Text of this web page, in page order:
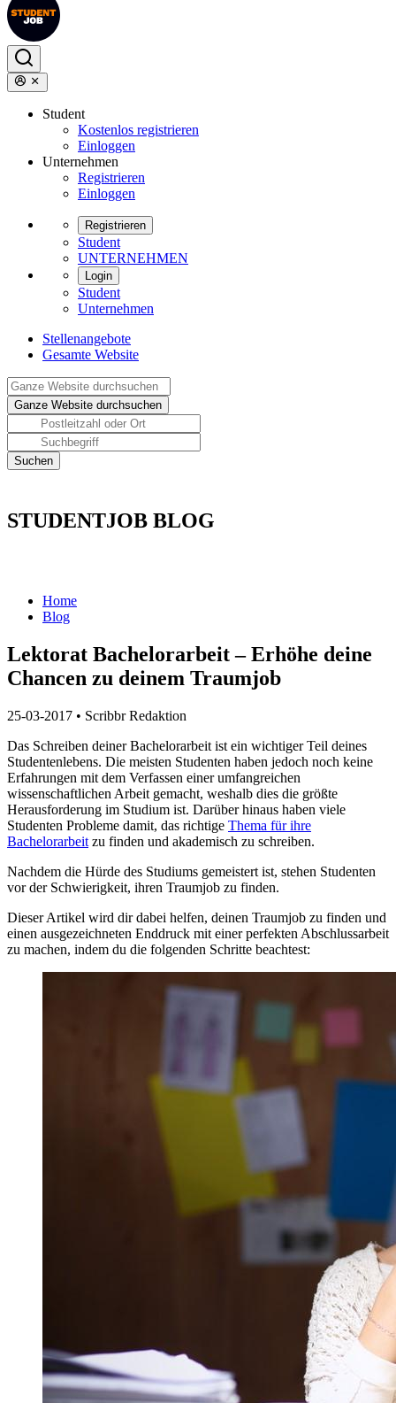
Student
Kostenlos registrieren
Einloggen
Unternehmen
Registrieren
Einloggen
Registrieren
Student
UNTERNEHMEN
Login
Student
Unternehmen
Stellenangebote
Gesamte Website
STUDENTJOB BLOG
Home
Blog
Lektorat Bachelorarbeit – Erhöhe deine
Chancen zu deinem Traumjob
25-03-2017 • Scribbr Redaktion
Das Schreiben deiner Bachelorarbeit ist ein wichtiger Teil deines
Studentenlebens. Die meisten Studenten haben jedoch noch keine
Erfahrungen mit dem Verfassen einer umfangreichen
wissenschaftlichen Arbeit gemacht, weshalb dies die größte
Herausforderung im Studium ist. Darüber hinaus haben viele
Studenten Probleme damit, das richtige Thema für ihre
Bachelorarbeit zu finden und akademisch zu schreiben.
Nachdem die Hürde des Studiums gemeistert ist, stehen Studenten
vor der Schwierigkeit, ihren Traumjob zu finden.
Dieser Artikel wird dir dabei helfen, deinen Traumjob zu finden und
einen ausgezeichneten Enddruck mit einer perfekten Abschlussarbeit
zu machen, indem du die folgenden Schritte beachtest: